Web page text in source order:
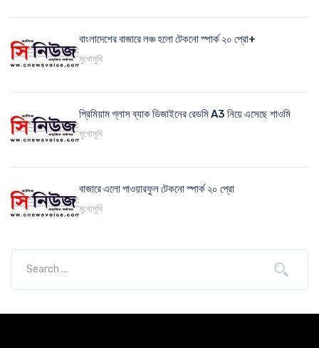
বাংলাদেশের বাজারে লঞ্চ হলো টেকনো স্পার্ক ২০ প্রো+
মুখোমুখি
প্রিমিয়াম গ্লাস ব্যাক ডিজাইনের রেডমি A3 নিয়ে এসেছে শাওমি
মুখোমুখি
বাজারে এলো পাওয়ারফুল টেকনো স্পার্ক ২০ প্রো
মুখোমুখি